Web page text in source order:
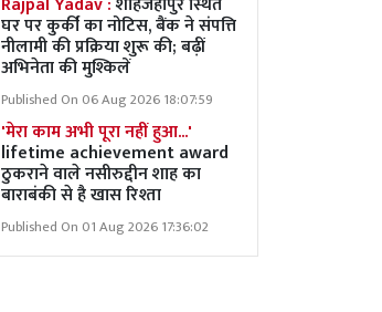
घर पर कुर्की का नोटिस, बैंक ने संपत्ति
नीलामी की प्रक्रिया शुरू की; बढ़ीं
अभिनेता की मुश्किलें
Published On 06 Aug 2026 18:07:59
'मेरा काम अभी पूरा नहीं हुआ...'
lifetime achievement award
ठुकराने वाले नसीरुद्दीन शाह का
बाराबंकी से है खास रिश्ता
Published On 01 Aug 2026 17:36:02